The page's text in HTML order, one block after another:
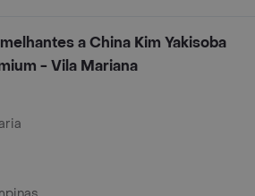
a China Kim Yakisoba
- Vila Mariana